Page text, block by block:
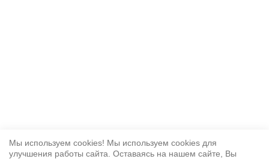
Мы используем cookies! Мы используем cookies для
улучшения работы сайта. Оставаясь на нашем сайте, Вы